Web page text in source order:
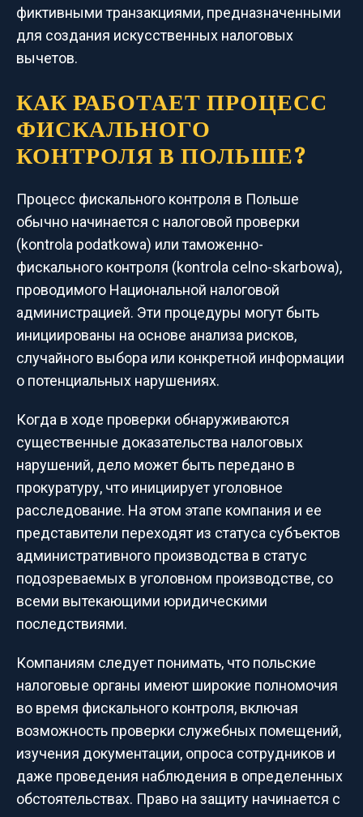
фиктивными транзакциями, предназначенными
для создания искусственных налоговых
вычетов.
КАК РАБОТАЕТ ПРОЦЕСС
ФИСКАЛЬНОГО
КОНТРОЛЯ В ПОЛЬШЕ?
Процесс фискального контроля в Польше
обычно начинается с налоговой проверки
(kontrola podatkowa) или таможенно-
фискального контроля (kontrola celno-skarbowa),
проводимого Национальной налоговой
администрацией. Эти процедуры могут быть
инициированы на основе анализа рисков,
случайного выбора или конкретной информации
о потенциальных нарушениях.
Когда в ходе проверки обнаруживаются
существенные доказательства налоговых
нарушений, дело может быть передано в
прокуратуру, что инициирует уголовное
расследование. На этом этапе компания и ее
представители переходят из статуса субъектов
административного производства в статус
подозреваемых в уголовном производстве, со
всеми вытекающими юридическими
последствиями.
Компаниям следует понимать, что польские
налоговые органы имеют широкие полномочия
во время фискального контроля, включая
возможность проверки служебных помещений,
изучения документации, опроса сотрудников и
даже проведения наблюдения в определенных
обстоятельствах. Право на защиту начинается с